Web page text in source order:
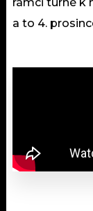
a to 4.